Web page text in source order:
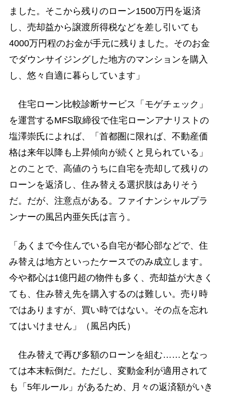
ました。そこから残りのローン1500万円を返済
し、売却益から譲渡所得税などを差し引いても
4000万円程のお金が手元に残りました。そのお金
でダウンサイジングした地方のマンションを購入
し、悠々自適に暮らしています」
住宅ローン比較診断サービス「モゲチェック」
を運営するMFS取締役で住宅ローンアナリストの
塩澤崇氏によれば、「首都圏に限れば、不動産価
格は来年以降も上昇傾向が続くと見られている」
とのことで、高値のうちに自宅を売却して残りの
ローンを返済し、住み替える選択肢はありそう
だ。だが、注意点がある。ファイナンシャルプラ
ンナーの風呂内亜矢氏は言う。
「あくまで今住んでいる自宅が都心部などで、住
み替えは地方といったケースでのみ成立します。
今や都心は1億円超の物件も多く、売却益が大きく
ても、住み替え先を購入するのは難しい。売り時
ではありますが、買い時ではない。その点を忘れ
てはいけません」（風呂内氏）
住み替えで再び多額のローンを組む……となっ
ては本末転倒だ。ただし、変動金利が適用されて
も「5年ルール」があるため、月々の返済額がいき